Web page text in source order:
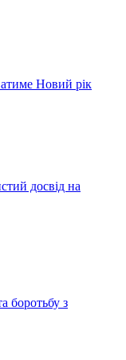
Новий рік
досвід на
боротьбу з